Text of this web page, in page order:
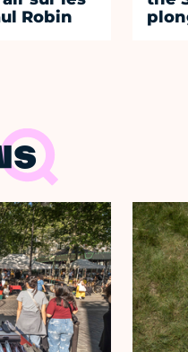
Robin